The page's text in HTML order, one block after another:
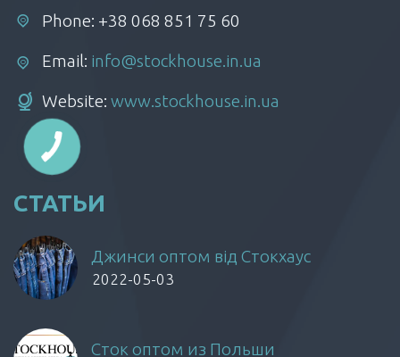
Phone: +38 068 851 75 60
Email: info@stockhouse.in.ua
Website: www.stockhouse.in.ua
СТАТЬИ
Джинси оптом від Стокхаус
2022-05-03
Сток оптом из Польши